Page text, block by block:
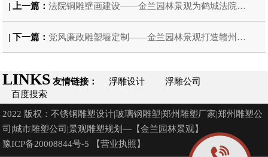
| 上一篇： 法院铜雕壁画建设——金兰园林景观为鹤城法院打造沉浸式法治文化空间
| 下一篇： 党风廉政雕塑墙定制——金兰园林景观打造赣州廉政教育展厅主题雕塑墙纪实
LINKS 友情链接： 浮雕设计
浮雕公司
百度搜索
2022 版权：不锈钢雕塑设计|玻璃钢雕塑|郑州雕塑厂家|郑州雕塑公
司|城市雕塑公司|景观雕塑规划—【金兰园林景观】
豫ICP备20008844号-5
【营业执照】